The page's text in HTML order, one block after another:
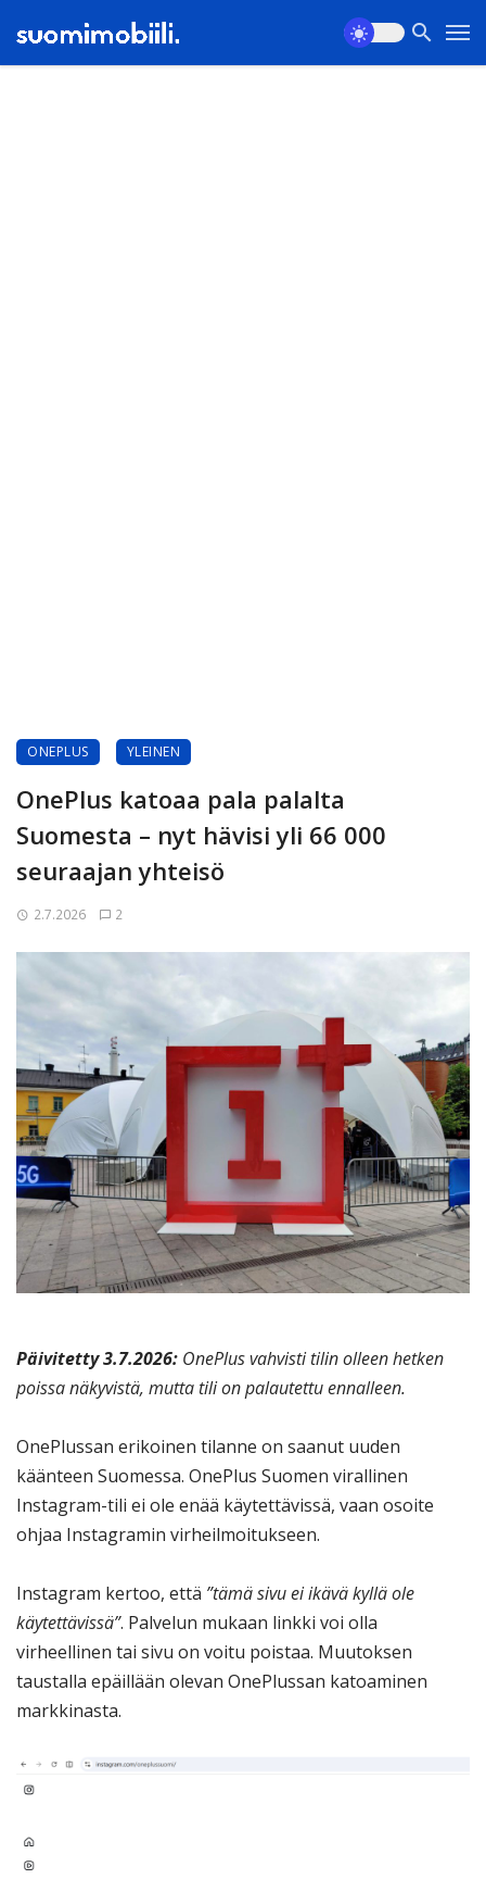
ONEPLUS YLEINEN
OnePlus katoaa pala palalta
Suomesta – nyt hävisi yli 66 000
seuraajan yhteisö
2.7.2026 2
Päivitetty 3.7.2026: OnePlus vahvisti tilin olleen hetken
poissa näkyvistä, mutta tili on palautettu ennalleen.
OnePlussan erikoinen tilanne on saanut uuden
käänteen Suomessa. OnePlus Suomen virallinen
Instagram-tili ei ole enää käytettävissä, vaan osoite
ohjaa Instagramin virheilmoitukseen.
Instagram kertoo, että ”tämä sivu ei ikävä kyllä ole
käytettävissä”. Palvelun mukaan linkki voi olla
virheellinen tai sivu on voitu poistaa. Muutoksen
taustalla epäillään olevan OnePlussan katoaminen
markkinasta.